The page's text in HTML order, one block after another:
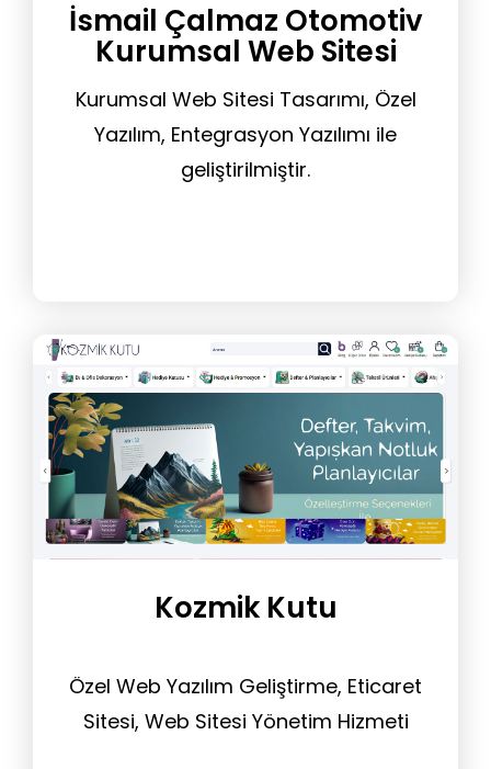
İsmail Çalmaz Otomotiv
Kurumsal Web Sitesi
Kurumsal Web Sitesi Tasarımı, Özel
Yazılım, Entegrasyon Yazılımı ile
geliştirilmiştir.
Kozmik Kutu
Özel Web Yazılım Geliştirme, Eticaret
Sitesi, Web Sitesi Yönetim Hizmeti